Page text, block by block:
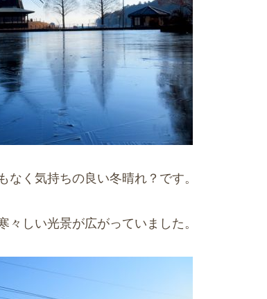
なく気持ちの良い冬晴れ？です。
々しい光景が広がっていました。